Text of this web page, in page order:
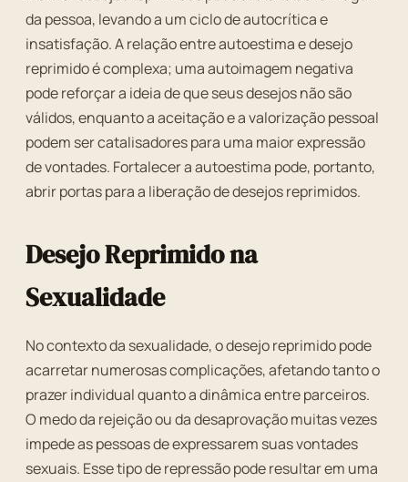
da pessoa, levando a um ciclo de autocrítica e
insatisfação. A relação entre autoestima e desejo
reprimido é complexa; uma autoimagem negativa
pode reforçar a ideia de que seus desejos não são
válidos, enquanto a aceitação e a valorização pessoal
podem ser catalisadores para uma maior expressão
de vontades. Fortalecer a autoestima pode, portanto,
abrir portas para a liberação de desejos reprimidos.
Desejo Reprimido na
Sexualidade
No contexto da sexualidade, o desejo reprimido pode
acarretar numerosas complicações, afetando tanto o
prazer individual quanto a dinâmica entre parceiros.
O medo da rejeição ou da desaprovação muitas vezes
impede as pessoas de expressarem suas vontades
sexuais. Esse tipo de repressão pode resultar em uma